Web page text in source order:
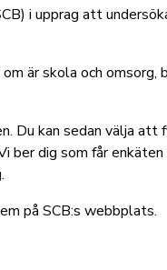
i upprag att
är skola och
Du kan sedan välja att
ber dig som får
på SCB:s webbplats.